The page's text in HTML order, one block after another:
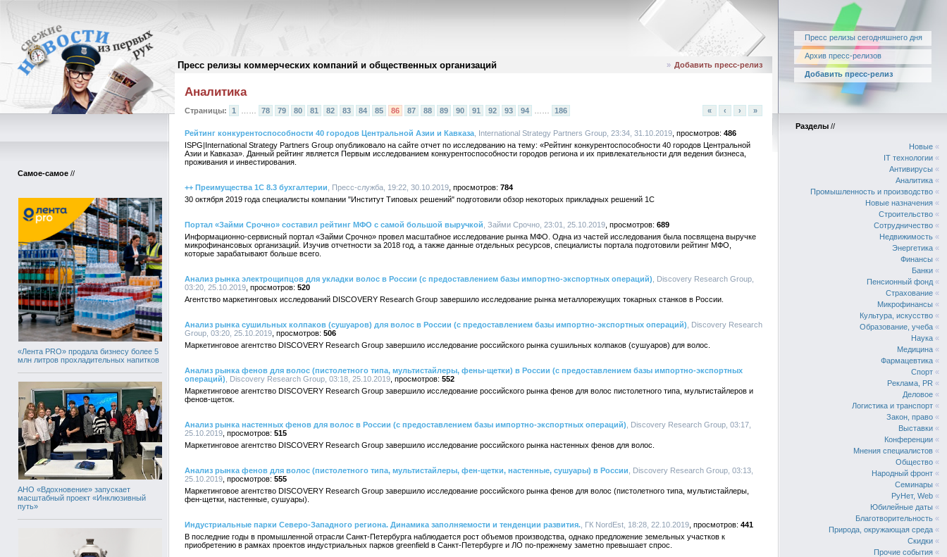
Пресс релизы коммерческих компаний и общественных организаций
Пресс релизы сегодняшнего дня
Архив пресс-релизов
Добавить пресс-релиз
Самое-самое //
«Лента PRO» продала бизнесу более 5
млн литров прохладительных напитков
АНО «Вдохновение» запускает
масштабный проект «Инклюзивный
путь»
Архив пресс-релизов// » Добавить пресс-релиз
Аналитика
Страницы: 1 78 79 80 81 82 83 84 85 86 87 88 89 90 91 92 93 94 186 « ‹ › »
Рейтинг конкурентоспособности 40 городов Центральной Азии и Кавказа , International Strategy Partners Group, 23:34, 31.10.2019
486
ISPG|International Strategy Partners Group опубликовало на сайте отчет по исследованию на тему: «Рейтинг конкурентоспособности 40 городов Центральной
Азии и Кавказа». Данный рейтинг является Первым исследованием конкурентоспособности городов региона и их привлекательности для ведения бизнеса,
проживания и инвестирования.
++ Преимущества 1С 8.3 бухгалтерии , Пресс-служба, 19:22, 30.10.2019
784
30 октября 2019 года специалисты компании "Институт Типовых решений" подготовили обзор некоторых прикладных решений 1С
Портал «Займи Срочно» составил рейтинг МФО с самой большой выручкой , Займи Срочно, 23:01, 25.10.2019
689
Информационно-сервисный портал «Займи Срочно» провел масштабное исследование рынка МФО. Одна из частей исследования была посвящена выручке
микрофинансовых организаций. Изучив отчетности за 2018 год, а также данные отдельных ресурсов, специалисты портала подготовили рейтинг МФО,
которые зарабатывают больше всего.
Анализ рынка электрощипцов для укладки волос в России (с предоставлением базы импортно-экспортных операций) , Discovery Research Group,
03:20, 25.10.2019
520
Агентство маркетинговых исследований DISCOVERY Research Group завершило исследование рынка металлорежущих токарных станков в России.
Анализ рынка сушильных колпаков (сушуаров) для волос в России (с предоставлением базы импортно-экспортных операций) , Discovery Research
Group, 03:20, 25.10.2019
506
Маркетинговое агентство DISCOVERY Research Group завершило исследование российского рынка сушильных колпаков (сушуаров) для волос.
Анализ рынка фенов для волос (пистолетного типа, мультистайлеры, фены-щетки) в России (с предоставлением базы импортно-экспортных
операций) , Discovery Research Group, 03:18, 25.10.2019
552
Маркетинговое агентство DISCOVERY Research Group завершило исследование российского рынка фенов для волос пистолетного типа, мультистайлеров и
фенов-щеток.
Анализ рынка настенных фенов для волос в России (с предоставлением базы импортно-экспортных операций) , Discovery Research Group, 03:17,
25.10.2019
515
Маркетинговое агентство DISCOVERY Research Group завершило исследование российского рынка настенных фенов для волос.
Анализ рынка фенов для волос (пистолетного типа, мультистайлеры, фен-щетки, настенные, сушуары) в России , Discovery Research Group, 03:13,
25.10.2019
555
Маркетинговое агентство DISCOVERY Research Group завершило исследование российского рынка фенов для волос (пистолетного типа, мультистайлеры,
фен-щетки, настенные, сушуары).
Индустриальные парки Северо-Западного региона. Динамика заполняемости и тенденции развития. , ГК NordEst, 18:28, 22.10.2019
441
В последние годы в промышленной отрасли Санкт-Петербурга наблюдается рост объемов производства, однако предложение земельных участков к
приобретению в рамках проектов индустриальных парков greenfield в Санкт-Петербурге и ЛО по-прежнему заметно превышает спрос.
Разделы //
Новые «
IT технологии «
Антивирусы «
Аналитика «
Промышленность и производство «
Новые назначения «
Строительство «
Сотрудничество «
Недвижимость «
Энергетика «
Финансы «
Банки «
Пенсионный фонд «
Страхование «
Микрофинансы «
Культура, искусство «
Образование, учеба «
Наука «
Медицина «
Фармацевтика «
Спорт «
Реклама, PR «
Деловое «
Логистика и транспорт «
Закон, право «
Выставки «
Конференции «
Мнения специалистов «
Общество «
Народный фронт «
Семинары «
РуНет, Web «
Юбилейные даты «
Благотворительность «
Природа, окружающая среда «
Скидки «
Прочие события «